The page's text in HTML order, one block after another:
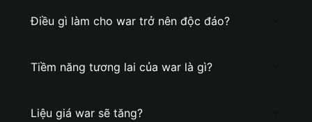
Điều gì làm cho war trở nên độc đáo?
Tiềm năng tương lai của war là gì?
Liệu giá war sẽ tăng?